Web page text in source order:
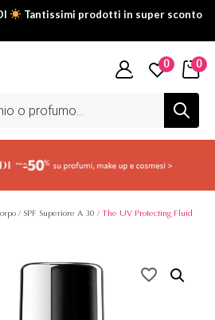
Tantissimi prodotti in super sconto
prodotti beauty nella sezione saldi: il
saldo!Clicca qui
0 0
/ SPF Superiore A 30 / The UV Protecting Fluid